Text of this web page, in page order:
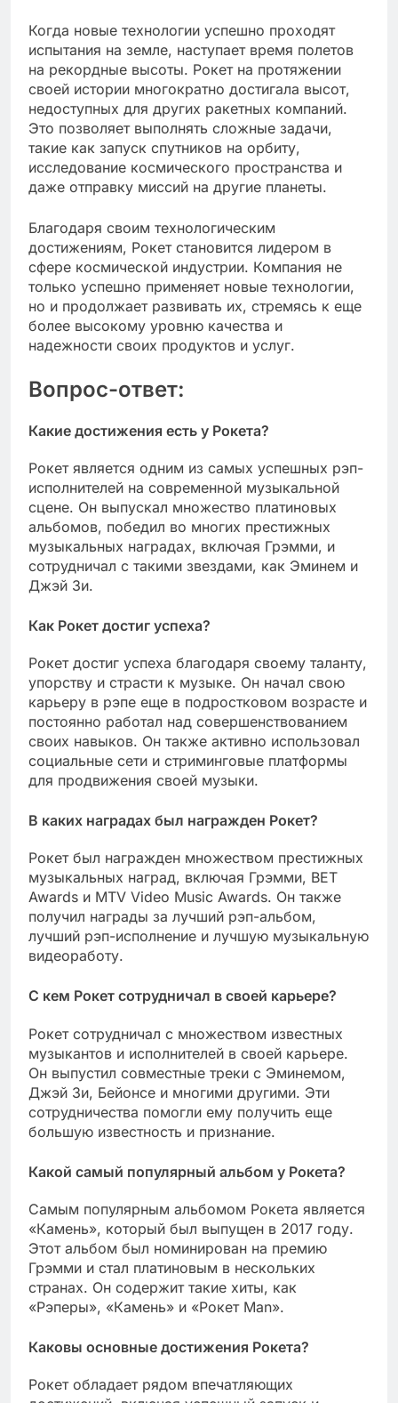
Когда новые технологии успешно проходят
испытания на земле, наступает время полетов
на рекордные высоты. Рокет на протяжении
своей истории многократно достигала высот,
недоступных для других ракетных компаний.
Это позволяет выполнять сложные задачи,
такие как запуск спутников на орбиту,
исследование космического пространства и
даже отправку миссий на другие планеты.
Благодаря своим технологическим
достижениям, Рокет становится лидером в
сфере космической индустрии. Компания не
только успешно применяет новые технологии,
но и продолжает развивать их, стремясь к еще
более высокому уровню качества и
надежности своих продуктов и услуг.
Вопрос-ответ:
Какие достижения есть у Рокета?
Рокет является одним из самых успешных рэп-
исполнителей на современной музыкальной
сцене. Он выпускал множество платиновых
альбомов, победил во многих престижных
музыкальных наградах, включая Грэмми, и
сотрудничал с такими звездами, как Эминем и
Джэй Зи.
Как Рокет достиг успеха?
Рокет достиг успеха благодаря своему таланту,
упорству и страсти к музыке. Он начал свою
карьеру в рэпе еще в подростковом возрасте и
постоянно работал над совершенствованием
своих навыков. Он также активно использовал
социальные сети и стриминговые платформы
для продвижения своей музыки.
В каких наградах был награжден Рокет?
Рокет был награжден множеством престижных
музыкальных наград, включая Грэмми, BET
Awards и MTV Video Music Awards. Он также
получил награды за лучший рэп-альбом,
лучший рэп-исполнение и лучшую музыкальную
видеоработу.
С кем Рокет сотрудничал в своей карьере?
Рокет сотрудничал с множеством известных
музыкантов и исполнителей в своей карьере.
Он выпустил совместные треки с Эминемом,
Джэй Зи, Бейонсе и многими другими. Эти
сотрудничества помогли ему получить еще
большую известность и признание.
Какой самый популярный альбом у Рокета?
Самым популярным альбомом Рокета является
«Камень», который был выпущен в 2017 году.
Этот альбом был номинирован на премию
Грэмми и стал платиновым в нескольких
странах. Он содержит такие хиты, как
«Рэперы», «Камень» и «Рокет Man».
Каковы основные достижения Рокета?
Рокет обладает рядом впечатляющих